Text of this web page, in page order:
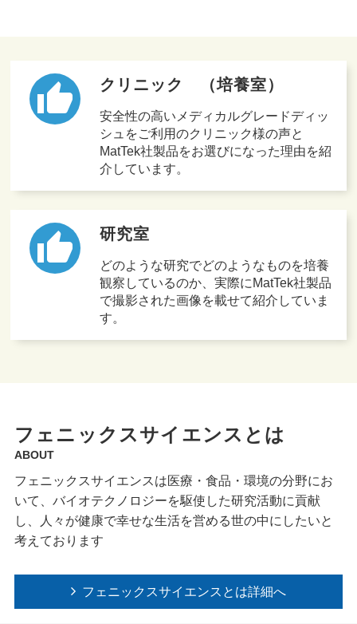
thumb_up クリニック （培養室）
安全性の高いメディカルグレードディッ
シュをご利用のクリニック様の声と
MatTek社製品をお選びになった理由を紹
介しています。
thumb_up 研究室
どのような研究でどのようなものを培養
観察しているのか、実際にMatTek社製品
で撮影された画像を載せて紹介していま
す。
フェニックスサイエンスとは
ABOUT
フェニックスサイエンスは医療・食品・環境の分野にお
いて、バイオテクノロジーを駆使した研究活動に貢献
し、人々が健康で幸せな生活を営める世の中にしたいと
考えております
フェニックスサイエンスとは詳細へ